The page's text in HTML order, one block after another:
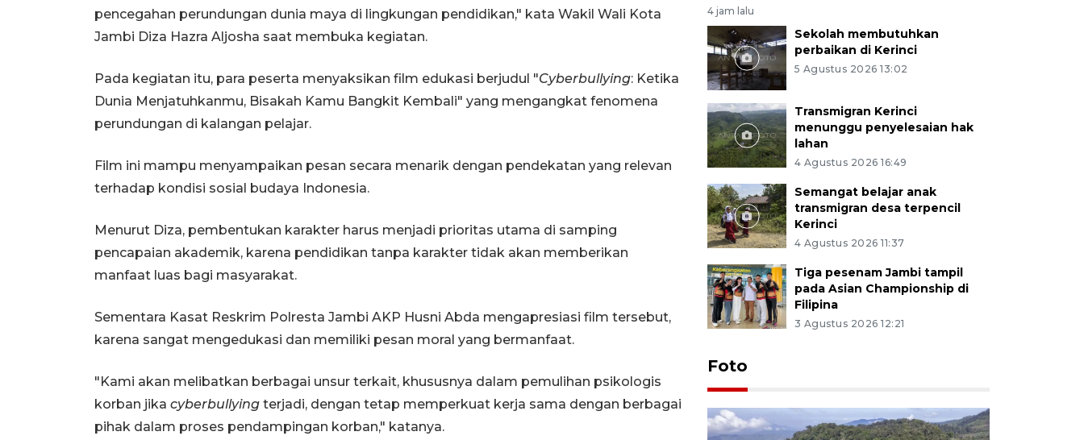
pencegahan perundungan dunia maya di lingkungan pendidikan," kata Wakil Wali Kota
Jambi Diza Hazra Aljosha saat membuka kegiatan.
Pada kegiatan itu, para peserta menyaksikan film edukasi berjudul "Cyberbullying: Ketika
Dunia Menjatuhkanmu, Bisakah Kamu Bangkit Kembali" yang mengangkat fenomena
perundungan di kalangan pelajar.
Film ini mampu menyampaikan pesan secara menarik dengan pendekatan yang relevan
terhadap kondisi sosial budaya Indonesia.
Menurut Diza, pembentukan karakter harus menjadi prioritas utama di samping
pencapaian akademik, karena pendidikan tanpa karakter tidak akan memberikan
manfaat luas bagi masyarakat.
Sementara Kasat Reskrim Polresta Jambi AKP Husni Abda mengapresiasi film tersebut,
karena sangat mengedukasi dan memiliki pesan moral yang bermanfaat.
"Kami akan melibatkan berbagai unsur terkait, khususnya dalam pemulihan psikologis
korban jika cyberbullying terjadi, dengan tetap memperkuat kerja sama dengan berbagai
pihak dalam proses pendampingan korban," katanya.
4 jam lalu
Sekolah membutuhkan
perbaikan di Kerinci
5 Agustus 2026 13:02
Transmigran Kerinci
menunggu penyelesaian hak
lahan
4 Agustus 2026 16:49
Semangat belajar anak
transmigran desa terpencil
Kerinci
4 Agustus 2026 11:37
Tiga pesenam Jambi tampil
pada Asian Championship di
Filipina
3 Agustus 2026 12:21
Foto